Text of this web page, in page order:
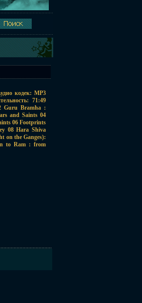
кодек: MP3
71:49
Guru Bramha :
and Saints 04
06 Footprints
08 Hara Shiva
on the Ganges):
to Ram : from